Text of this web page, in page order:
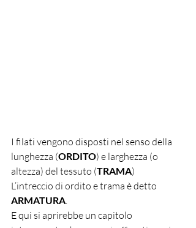
I filati vengono disposti nel senso della
lunghezza (ORDITO) e larghezza (o
altezza) del tessuto (TRAMA)
L’intreccio di ordito e trama è detto
ARMATURA
E qui si aprirebbe un capitolo